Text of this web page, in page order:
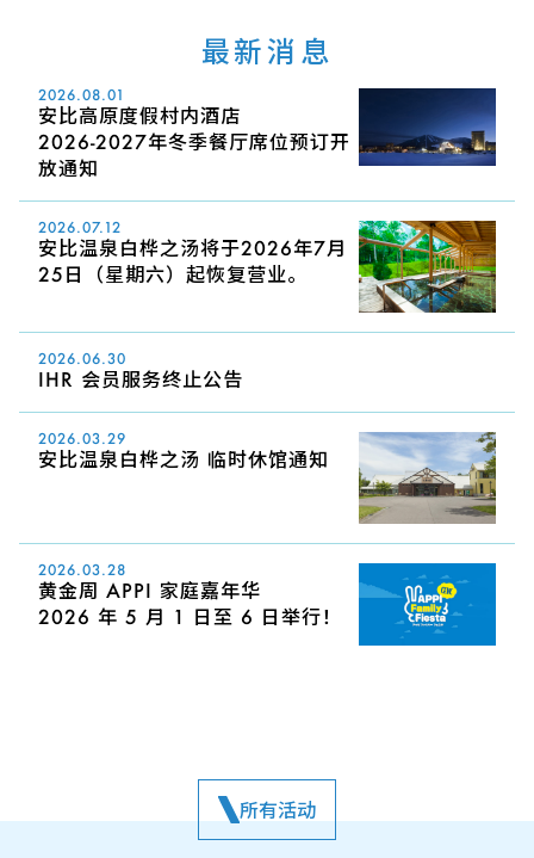
最新消息
2026.08.01
安比高原度假村内酒店
2026-2027年冬季餐厅席位预订开
放通知
2026.07.12
安比温泉白桦之汤将于2026年7月
25日（星期六）起恢复营业。
2026.06.30
IHR 会员服务终止公告
2026.03.29
安比温泉白桦之汤 临时休馆通知
2026.03.28
黄金周 APPI 家庭嘉年华
2026 年 5 月 1 日至 6 日举行！
所有活动